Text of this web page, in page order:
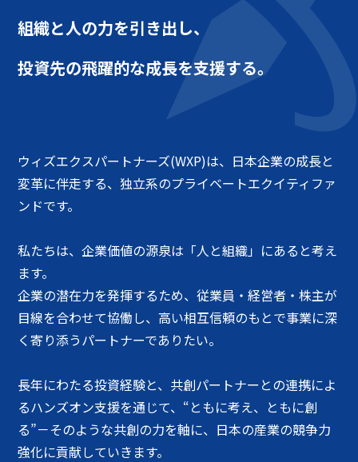
組織と人の力を引き出し、
投資先の飛躍的な成長を支援する。
ウィズエクスパートナーズ(WXP)は、日本企業の成長と
変革に伴走する、独立系のプライベートエクイティファ
ンドです。
私たちは、企業価値の源泉は「人と組織」にあると考え
ます。
企業の潜在力を発揮するため、従業員・経営者・株主が
目線を合わせて協働し、高い相互信頼のもとで事業に深
く寄り添うパートナーでありたい。
長年にわたる投資経験と、共創パートナーとの連携によ
るハンズオン支援を通じて、“ともに考え、ともに創
る”－そのような共創の力を軸に、日本の産業の競争力
強化に貢献していきます。